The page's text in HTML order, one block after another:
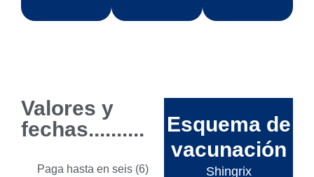
Valores y
fechas..........
Paga hasta en seis (6)
Esquema de
vacunación
Shingrix